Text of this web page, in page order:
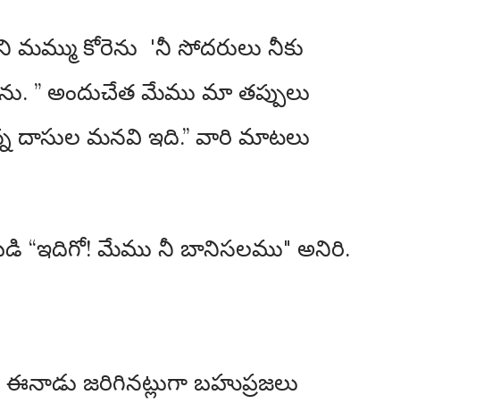
మమ్ము కోరెను 'నీ సోదరులు నీకు
” అందుచేత మేము మా తప్పులు
దాసుల మనవి ఇది.” వారి మాటలు
“ఇదిగో! మేము నీ బానిసలము" అనిరి.
జరిగినట్లుగా బహుప్రజలు